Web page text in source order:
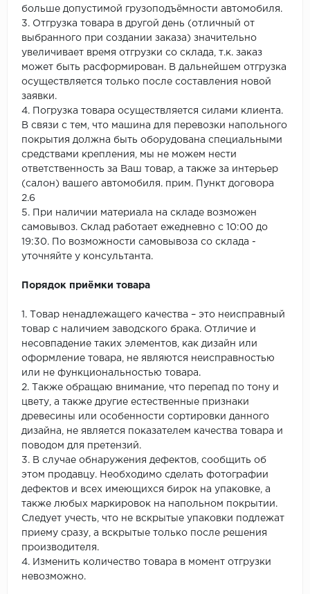
больше допустимой грузоподъёмности автомобиля.
3. Отгрузка товара в другой день (отличный от
выбранного при создании заказа) значительно
увеличивает время отгрузки со склада, т.к. заказ
может быть расформирован. В дальнейшем отгрузка
осуществляется только после составления новой
заявки.
4. Погрузка товара осуществляется силами клиента.
В связи с тем, что машина для перевозки напольного
покрытия должна быть оборудована специальными
средствами крепления, мы не можем нести
ответственность за Ваш товар, а также за интерьер
(салон) вашего автомобиля. прим. Пункт договора
2.6
5. При наличии материала на складе возможен
самовывоз. Склад работает ежедневно с 10:00 до
19:30. По возможности самовывоза со склада -
уточняйте у консультанта.
Порядок приёмки товара
1. Товар ненадлежащего качества – это неисправный
товар с наличием заводского брака. Отличие и
несовпадение таких элементов, как дизайн или
оформление товара, не являются неисправностью
или не функциональностью товара.
2. Также обращаю внимание, что перепад по тону и
цвету, а также другие естественные признаки
древесины или особенности сортировки данного
дизайна, не является показателем качества товара и
поводом для претензий.
3. В случае обнаружения дефектов, сообщить об
этом продавцу. Необходимо сделать фотографии
дефектов и всех имеющихся бирок на упаковке, а
также любых маркировок на напольном покрытии.
Следует учесть, что не вскрытые упаковки подлежат
приему сразу, а вскрытые только после решения
производителя.
4. Изменить количество товара в момент отгрузки
невозможно.